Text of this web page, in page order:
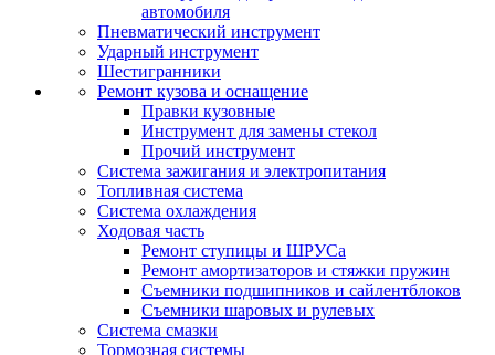
автомобиля
Пневматический инструмент
Ударный инструмент
Шестигранники
Ремонт кузова и оснащение
Правки кузовные
Инструмент для замены стекол
Прочий инструмент
Система зажигания и электропитания
Топливная система
Система охлаждения
Ходовая часть
Ремонт ступицы и ШРУСа
Ремонт амортизаторов и стяжки пружин
Съемники подшипников и сайлентблоков
Съемники шаровых и рулевых
Система смазки
Тормозная системы